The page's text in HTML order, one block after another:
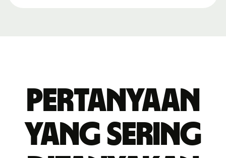
Pertanyaan
yang sering